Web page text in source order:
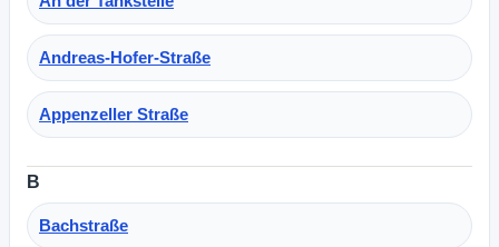
Andreas-Hofer-Straße
Appenzeller Straße
B
Bachstraße